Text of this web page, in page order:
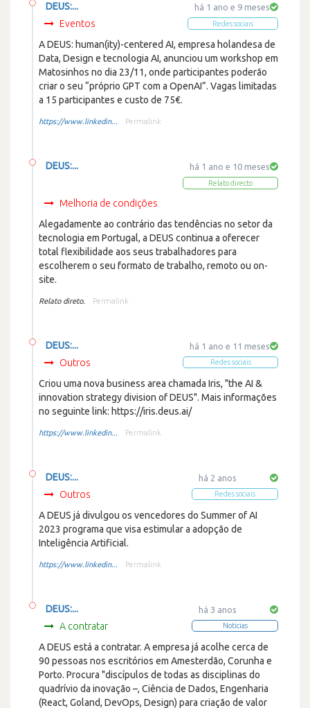
há 1 ano e 9 meses
Redes sociais
DEUS:...
Eventos
A DEUS: human(ity)-centered AI, empresa holandesa de
Data, Design e tecnologia AI, anunciou um workshop em
Matosinhos no dia 23/11, onde participantes poderão
criar o seu “próprio GPT com a OpenAI”. Vagas limitadas
a 15 participantes e custo de 75€.
https://www.linkedin... Permalink
há 1 ano e 10 meses
Relato directo
DEUS:...
Melhoria de condições
Alegadamente ao contrário das tendências no setor da
tecnologia em Portugal, a DEUS continua a oferecer
total flexibilidade aos seus trabalhadores para
escolherem o seu formato de trabalho, remoto ou on-
site.
Relato direto. Permalink
há 1 ano e 11 meses
Redes sociais
DEUS:...
Outros
Criou uma nova business area chamada Iris, "the AI &
innovation strategy division of DEUS". Mais informações
no seguinte link: https://iris.deus.ai/
https://www.linkedin... Permalink
há 2 anos
Redes sociais
DEUS:...
Outros
A DEUS já divulgou os vencedores do Summer of AI
2023 programa que visa estimular a adopção de
Inteligência Artificial.
https://www.linkedin... Permalink
há 3 anos
Noticias
DEUS:...
A contratar
A DEUS está a contratar. A empresa já acolhe cerca de
90 pessoas nos escritórios em Amesterdão, Corunha e
Porto. Procura "discípulos de todas as disciplinas do
quadrívio da inovação –, Ciência de Dados, Engenharia
(React, Goland, DevOps, Design) para criação de valor